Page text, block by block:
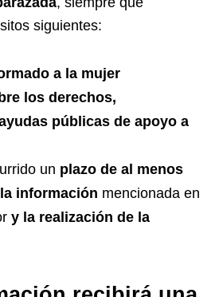
siguientes:
a la mujer
los derechos,
públicas de apoyo a
un plazo de al menos
información mencionada en
y la realización de la